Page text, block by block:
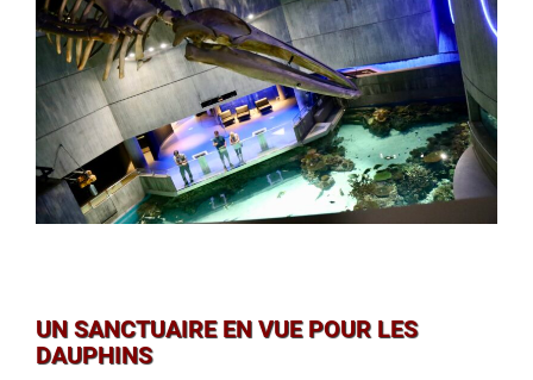
UN SANCTUAIRE EN VUE POUR LES
DAUPHINS